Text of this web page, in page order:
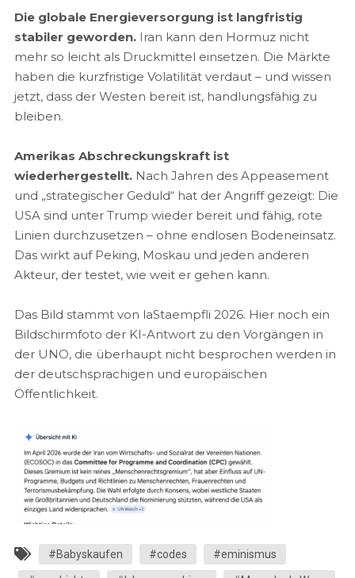
Die globale Energieversorgung ist langfristig
stabiler geworden.Iran kann den Hormuz nicht
mehr so leicht als Druckmittel einsetzen. Die Märkte
haben die kurzfristige Volatilität verdaut – und wissen
jetzt, dass der Westen bereit ist, handlungsfähig zu
bleiben.
Amerikas Abschreckungskraft ist
wiederhergestellt.Nach Jahren des Appeasement
und „strategischer Geduld“ hat der Angriff gezeigt: Die
USA sind unter Trump wieder bereit und fähig, rote
Linien durchzusetzen – ohne endlosen Bodeneinsatz.
Das wirkt auf Peking, Moskau und jeden anderen
Akteur, der testet, wie weit er gehen kann.
Das Bild stammt von laStaempfli 2026. Hier noch ein
Bildschirmfoto der KI-Antwort zu den Vorgängen in
der UNO, die überhaupt nicht besprochen werden in
der deutschsprachigen und europäischen
Öffentlichkeit.
#Babyskaufen #codes #eminismus